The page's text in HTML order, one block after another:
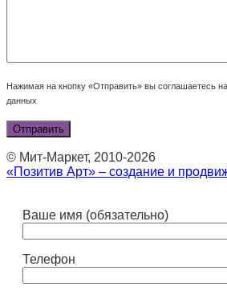
Нажимая на кнопку «Отправить» вы соглашаетесь
данных
© Мит-Маркет, 2010-2026
«Позитив Арт» – создание и
Ваше имя (обязательно)
Телефон